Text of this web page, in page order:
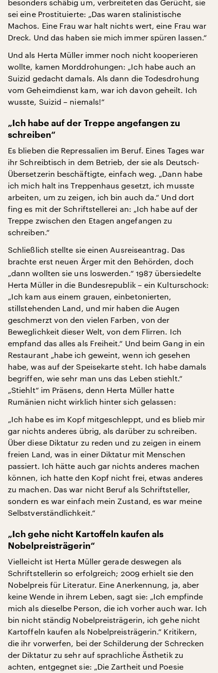
besonders schäbig um, verbreiteten das Gerücht, sie
sei eine Prostituierte: „Das waren stalinistische
Machos. Eine Frau war halt nichts wert, eine Frau war
Dreck. Und das haben sie mich immer spüren lassen.“
Und als Herta Müller immer noch nicht kooperieren
wollte, kamen Morddrohungen: „Ich habe auch an
Suizid gedacht damals. Als dann die Todesdrohung
vom Geheimdienst kam, war ich davon geheilt. Ich
wusste, Suizid – niemals!“
„Ich habe auf der Treppe angefangen zu
schreiben“
Es blieben die Repressalien im Beruf. Eines Tages war
ihr Schreibtisch in dem Betrieb, der sie als Deutsch-
Übersetzerin beschäftigte, einfach weg. „Dann habe
ich mich halt ins Treppenhaus gesetzt, ich musste
arbeiten, um zu zeigen, ich bin auch da.“ Und dort
fing es mit der Schriftstellerei an: „Ich habe auf der
Treppe zwischen den Etagen angefangen zu
schreiben.“
Schließlich stellte sie einen Ausreiseantrag. Das
brachte erst neuen Ärger mit den Behörden, doch
„dann wollten sie uns loswerden.“ 1987 übersiedelte
Herta Müller in die Bundesrepublik – ein Kulturschock:
„Ich kam aus einem grauen, einbetonierten,
stillstehenden Land, und mir haben die Augen
geschmerzt von den vielen Farben, von der
Beweglichkeit dieser Welt, von dem Flirren. Ich
empfand das alles als Freiheit.“ Und beim Gang in ein
Restaurant „habe ich geweint, wenn ich gesehen
habe, was auf der Speisekarte steht. Ich habe damals
begriffen, wie sehr man uns das Leben stiehlt.“
„Stiehlt“ im Präsens, denn Herta Müller hatte
Rumänien nicht wirklich hinter sich gelassen:
„Ich habe es im Kopf mitgeschleppt, und es blieb mir
gar nichts anderes übrig, als darüber zu schreiben.
Über diese Diktatur zu reden und zu zeigen in einem
freien Land, was in einer Diktatur mit Menschen
passiert. Ich hätte auch gar nichts anderes machen
können, ich hatte den Kopf nicht frei, etwas anderes
zu machen. Das war nicht Beruf als Schriftsteller,
sondern es war einfach mein Zustand, es war meine
Selbstverständlichkeit.“
„Ich gehe nicht Kartoffeln kaufen als
Nobelpreisträgerin“
Vielleicht ist Herta Müller gerade deswegen als
Schriftstellerin so erfolgreich; 2009 erhielt sie den
Nobelpreis für Literatur. Eine Anerkennung, ja, aber
keine Wende in ihrem Leben, sagt sie: „Ich empfinde
mich als dieselbe Person, die ich vorher auch war. Ich
bin nicht ständig Nobelpreisträgerin, ich gehe nicht
Kartoffeln kaufen als Nobelpreisträgerin.“ Kritikern,
die ihr vorwerfen, bei der Schilderung der Schrecken
der Diktatur zu sehr auf sprachliche Ästhetik zu
achten, entgegnet sie: „Die Zartheit und Poesie